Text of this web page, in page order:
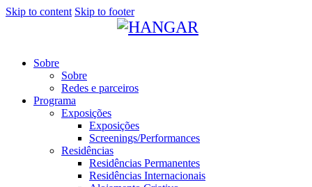
Skip to content Skip to footer
Sobre
Sobre
Redes e parceiros
Programa
Exposições
Exposições
Screenings/Performances
Residências
Residências Permanentes
Residências Internacionais